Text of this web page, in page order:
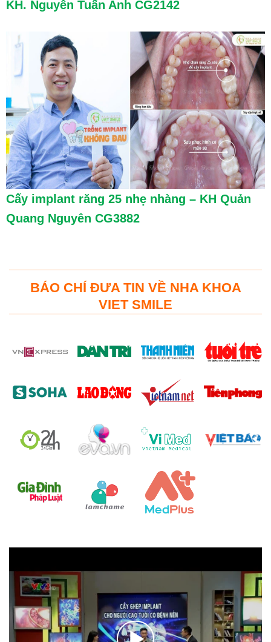
KH. Nguyễn Tuấn Anh CG2142
Cấy implant răng 25 nhẹ nhàng – KH Quản
Quang Nguyên CG3882
BÁO CHÍ ĐƯA TIN VỀ NHA KHOA
VIET SMILE